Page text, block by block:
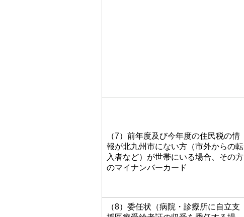
（7）前年度及び今年度の住民税の情
報が北九州市にない方（市外からの転
入者など）が世帯にいる場合、その方
のマイナンバーカード
（8）委任状（病院・診療所に自立支